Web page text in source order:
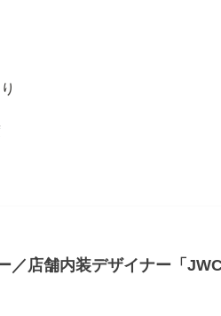
／店舗内装デザイナー「